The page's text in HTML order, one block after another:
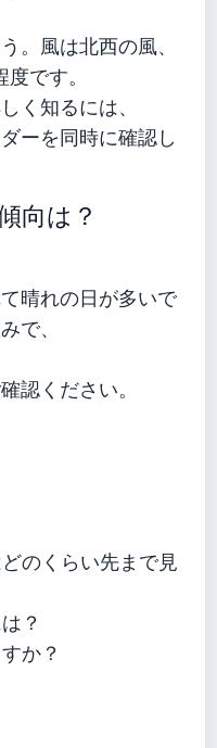
。風は北西の風、
です。
く知るには、
ーを同時に確認し
向は？
晴れの日が多いで
で、
認ください。
のくらい先まで見
？
か？